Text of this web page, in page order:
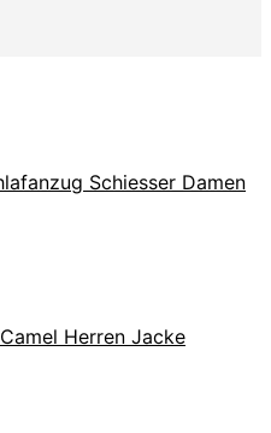
Schiesser Damen
Camel Herren Jacke